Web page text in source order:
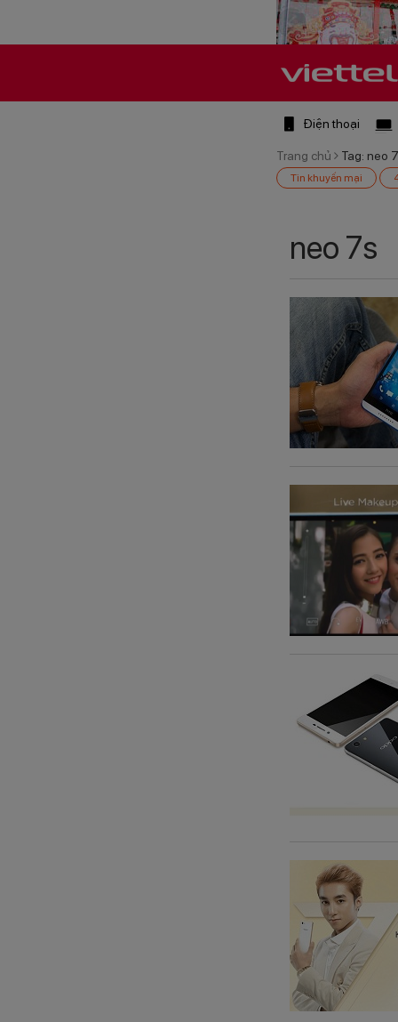
Điện thoại
Trang chủ Tag: neo
Tin khuyến mại
neo 7s